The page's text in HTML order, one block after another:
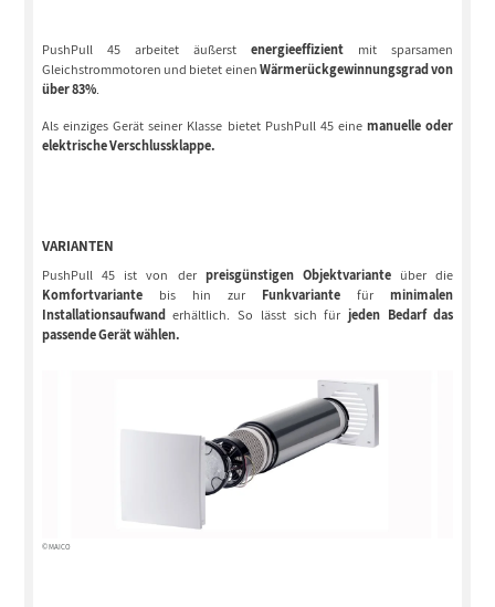
PushPull 45 arbeitet äußerstenergieeffizient mit sparsamen
Gleichstrommotoren und bietet einenWärmerückgewinnungsgrad von
über 83%.
Als einziges Gerät seiner Klasse bietet PushPull 45 einemanuelle oder
elektrische Verschlussklappe.
VARIANTEN
PushPull 45 ist von der preisgünstigen Objektvarianteüber die
Komfortvariantebis hin zur Funkvariante fürminimalen
Installationsaufwanderhältlich. So lässt sich für jeden Bedarf das
passende Gerät wählen.
© MAICO